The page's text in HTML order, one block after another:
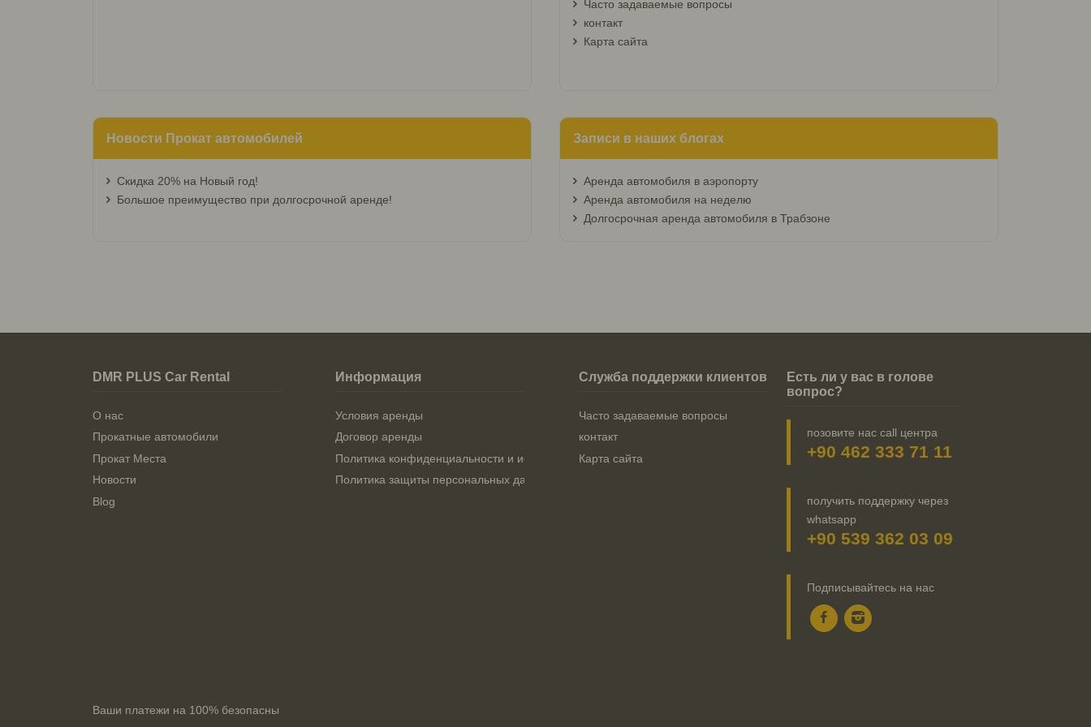
Часто задаваемые вопросы
контакт
Карта сайта
Новости Прокат автомобилей
Скидка 20% на Новый год!
Большое преимущество при долгосрочной аренде!
Записи в наших блогах
Аренда автомобиля в аэропорту
Аренда автомобиля на неделю
Долгосрочная аренда автомобиля в Трабзоне
DMR PLUS Car Rental
О нас
Прокатные автомобили
Прокат Места
Новости
Blog
Информация
Условия аренды
Договор аренды
Политика конфиденциальности и использования файлов cookie
Политика защиты персональных данных
Служба поддержки клиентов
Часто задаваемые вопросы
контакт
Карта сайта
Есть ли у вас в голове
вопрос?
позовите нас call центра
+90 462 333 71 11
получить поддержку через
whatsapp
+90 539 362 03 09
Подписывайтесь на нас
Ваши платежи на 100% безопасны